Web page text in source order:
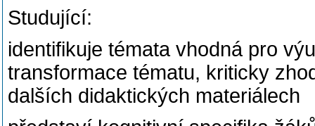
Studující:
identifikuje témata vhodná pro
transformace tématu, kriticky
dalších didaktických materiálech